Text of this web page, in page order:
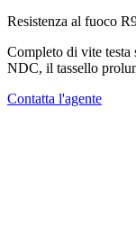
Resistenza al fuoco
Completo di vite testa
NDC, il tassello
Contatta l'agente